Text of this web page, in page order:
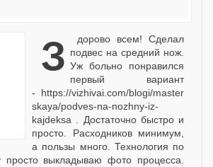
Здорово всем! Сделал подвес на средний нож.
Уж больно понравился
первый вариант
- https://vizhivai.com/blogi/master
skaya/podves-na-nozhny-iz-
kajdeksa . Достаточно быстро и
просто. Расходников минимум,
а пользы много. Технология по
просто выкладываю фото процесса.